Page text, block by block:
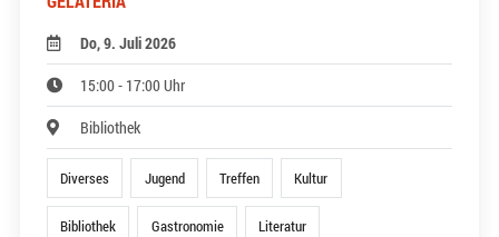
Do, 9. Juli 2026
15:00 - 17:00 Uhr
Bibliothek
Diverses Jugend Treffen Kultur
Bibliothek Gastronomie Literatur